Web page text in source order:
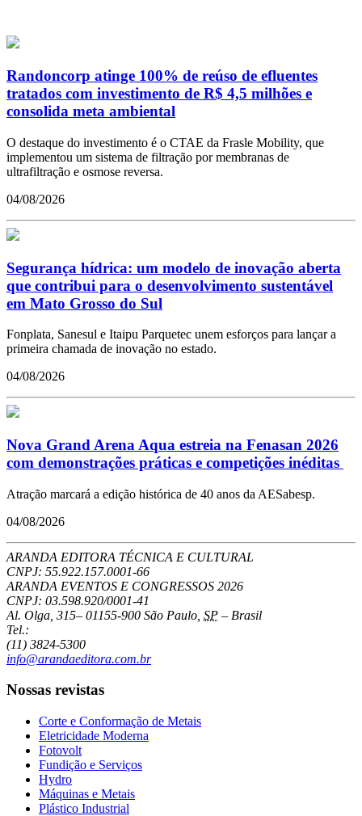
Randoncorp atinge 100% de reúso de efluentes
tratados com investimento de R$ 4,5 milhões e
consolida meta ambiental
O destaque do investimento é o CTAE da Frasle Mobility, que
implementou um sistema de filtração por membranas de
ultrafiltração e osmose reversa.
04/08/2026
Segurança hídrica: um modelo de inovação aberta
que contribui para o desenvolvimento sustentável
em Mato Grosso do Sul
Fonplata, Sanesul e Itaipu Parquetec unem esforços para lançar a
primeira chamada de inovação no estado.
04/08/2026
Nova Grand Arena Aqua estreia na Fenasan 2026
com demonstrações práticas e competições inéditas
Atração marcará a edição histórica de 40 anos da AESabesp.
04/08/2026
ARANDA EDITORA TÉCNICA E CULTURAL
CNPJ: 55.922.157.0001-66
ARANDA EVENTOS E CONGRESSOS 2026
CNPJ: 03.598.920/0001-41
Al. Olga, 315– 01155-900 São Paulo SP – Brasil
Tel.:
(11) 3824-5300
info@arandaeditora.com.br
Nossas revistas
Corte e Conformação de Metais
Eletricidade Moderna
Fotovolt
Fundição e Serviços
Hydro
Máquinas e Metais
Plástico Industrial